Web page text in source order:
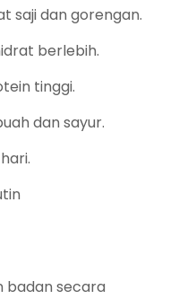
saji dan gorengan.
berlebih.
tinggi.
dan sayur.
badan secara